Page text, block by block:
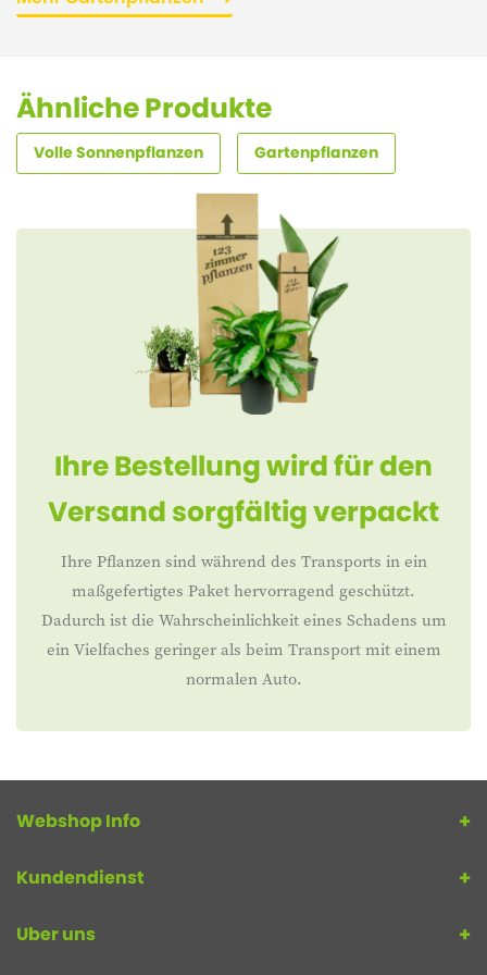
Ähnliche Produkte
Volle Sonnenpflanzen Gartenpflanzen
Ihre Bestellung wird für den
Versand sorgfältig verpackt
Ihre Pflanzen sind während des Transports in ein
maßgefertigtes Paket hervorragend geschützt.
Dadurch ist die Wahrscheinlichkeit eines Schadens um
ein Vielfaches geringer als beim Transport mit einem
normalen Auto.
Webshop Info
Kundendienst
Uber uns